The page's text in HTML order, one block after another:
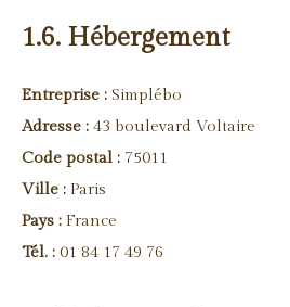
1.6. Hébergement
Entreprise : Simplébo
Adresse : 43 boulevard Voltaire
Code postal : 75011
Ville : Paris
Pays : France
Tél. : 01 84 17 49 76